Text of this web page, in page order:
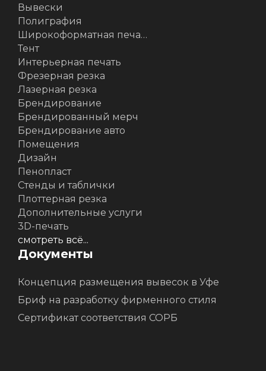
Вывески
Полиграфия
Широкоформатная печать
Тент
Интерьерная печать
Фрезерная резка
Лазерная резка
Брендирование
Брендированный мерч
Брендирование авто
Помещения
Дизайн
Пенопласт
Стенды и таблички
Плоттерная резка
Дополнительные услуги
3D-печать
смотреть всё...
Документы
Концепция размещения вывесок в Уфе
Бриф на разработку фирменного стиля
Сертификат соответствия СОРБ